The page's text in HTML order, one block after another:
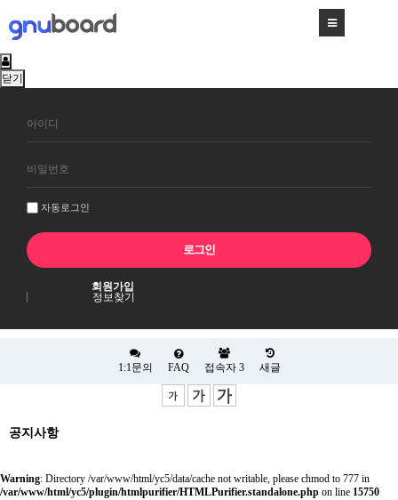
닫기
원
로
인
자동로그인
회원가입
정보찾기
1:1문의 FAQ 접속자 3 새글
공지사항
Warning: Directory /var/www/html/yc5/data/cache not writable, please chmod to 777 in
/var/www/html/yc5/plugin/htmlpurifier/HTMLPurifier.standalone.php on line 15750